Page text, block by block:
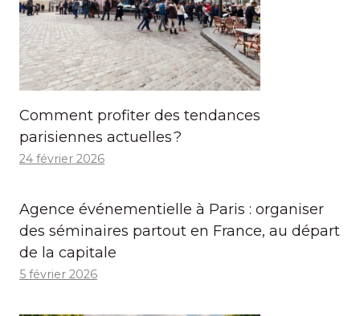
Comment profiter des tendances
parisiennes actuelles ?
24 février 2026
Agence événementielle à Paris : organiser
des séminaires partout en France, au départ
de la capitale
5 février 2026